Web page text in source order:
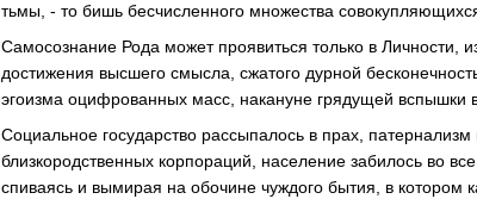
тьмы, - то бишь бесчисленного множества
Самосознание Рода может проявиться только в Личности,
достижения высшего смысла, сжатого дурной
эгоизма оцифрованных масс, накануне грядущей вспышки
Социальное государство рассыпалось в прах,
близкородственных корпораций, население забилось во
спиваясь и вымирая на обочине чуждого бытия, в котором